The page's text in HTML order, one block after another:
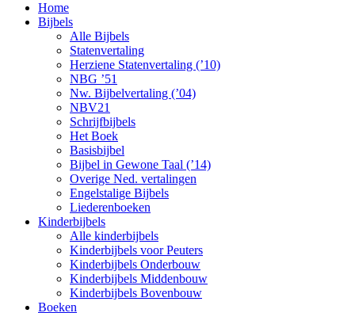
Home
Bijbels
Alle Bijbels
Statenvertaling
Herziene Statenvertaling (’10)
NBG ’51
Nw. Bijbelvertaling (’04)
NBV21
Schrijfbijbels
Het Boek
Basisbijbel
Bijbel in Gewone Taal (’14)
Overige Ned. vertalingen
Engelstalige Bijbels
Liederenboeken
Kinderbijbels
Alle kinderbijbels
Kinderbijbels voor Peuters
Kinderbijbels Onderbouw
Kinderbijbels Middenbouw
Kinderbijbels Bovenbouw
Boeken